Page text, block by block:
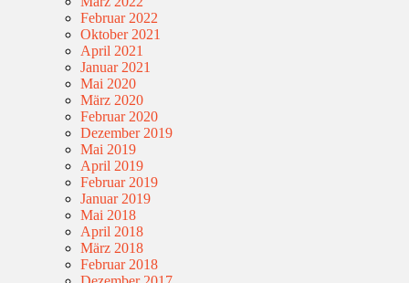
Februar 2022
Oktober 2021
April 2021
Januar 2021
Mai 2020
März 2020
Februar 2020
Dezember 2019
Mai 2019
April 2019
Februar 2019
Januar 2019
Mai 2018
April 2018
März 2018
Februar 2018